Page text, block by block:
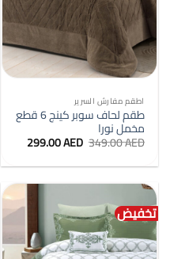
اطقم مفارش السرير
طقم لحاف سوبر كينج 6 قطع
مخمل نورا
349.00AED السعر
الأصلي
هو:
349.00 AED.
299.00AED
هو:
299.00 AED.
تخفيض